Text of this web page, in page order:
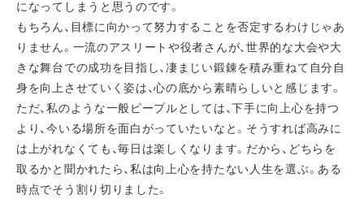
になってしまうと思うのです。
もちろん、目標に向かって努力することを否定するわけじゃあ
りません。一流のアスリートや役者さんが、世界的な大会や大
きな舞台での成功を目指し、凄まじい鍛錬を積み重ねて自分自
身を向上させていく姿は、心の底から素晴らしいと感じます。
ただ、私のような一般ピープルとしては、下手に向上心を持つ
より、今いる場所を面白がっていたいなと。そうすれば高みに
は上がれなくても、毎日は楽しくなります。だから、どちらを
取るかと聞かれたら、私は向上心を持たない人生を選ぶ。ある
時点でそう割り切りました。